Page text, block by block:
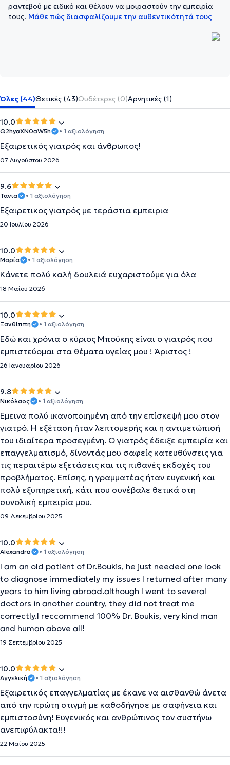
ραντεβού με ειδικό και θέλουν να μοιραστούν την εμπειρία
τους. Μάθε πώς διασφαλίζουμε την αυθεντικότητά τους
Όλες (44)Θετικές (43)Ουδέτερες (0)Αρνητικές (1)
10.0
Q2hyaXN0aW5h • 1 αξιολόγηση
Εξαιρετικός γιατρός και άνθρωπος!
07 Αυγούστου 2026
9.6
Τανια • 1 αξιολόγηση
Εξαιρετικος γιατρός με τεράστια εμπειρια
20 Ιουλίου 2026
10.0
Μαρία • 1 αξιολόγηση
Κάνετε πολύ καλή δουλειά ευχαριστούμε για όλα
18 Μαΐου 2026
10.0
Ξανθίππη • 1 αξιολόγηση
Εδώ και χρόνια ο κύριος Μπούκης είναι ο γιατρός που
εμπιστεύομαι στα θέματα υγείας μου ! Άριστος !
26 Ιανουαρίου 2026
9.8
Νικόλαος • 1 αξιολόγηση
Έμεινα πολύ ικανοποιημένη από την επίσκεψή μου στον
γιατρό. Η εξέταση ήταν λεπτομερής και η αντιμετώπισή
του ιδιαίτερα προσεγμένη. Ο γιατρός έδειξε εμπειρία και
επαγγελματισμό, δίνοντάς μου σαφείς κατευθύνσεις για
τις περαιτέρω εξετάσεις και τις πιθανές εκδοχές του
προβλήματος. Επίσης, η γραμματέας ήταν ευγενική και
πολύ εξυπηρετική, κάτι που συνέβαλε θετικά στη
συνολική εμπειρία μου.
09 Δεκεμβρίου 2025
10.0
Alexandra • 1 αξιολόγηση
I am an old patiënt of Dr.Boukis, he just needed one look
to diagnose immediately my issues I returned after many
years to him living abroad.although I went to several
doctors in another country, they did not treat me
correctly.I reccommend 100% Dr. Boukis, very kind man
and human above all!
19 Σεπτεμβρίου 2025
10.0
Αγγελική • 1 αξιολόγηση
Εξαιρετικός επαγγελματίας με έκανε να αισθανθώ άνετα
από την πρώτη στιγμή με καθοδήγησε με σαφήνεια και
εμπιστοσύνη! Ευγενικός και ανθρώπινος τον συστήνω
ανεπιφύλακτα!!!
22 Μαΐου 2025